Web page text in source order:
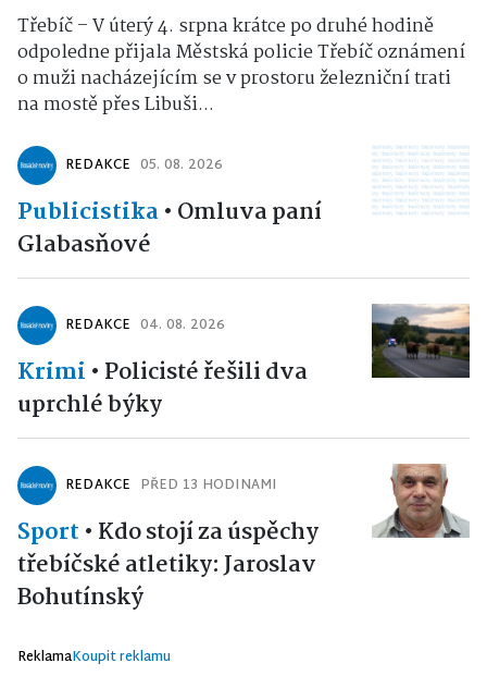
Třebíč – V úterý 4. srpna krátce po druhé hodině
odpoledne přijala Městská policie Třebíč oznámení
o muži nacházejícím se v prostoru železniční trati
na mostě přes Libuši...
REDAKCE 05. 08. 2026
Publicistika• Omluva paní
Glabasňové
REDAKCE 04. 08. 2026
Krimi • Policisté řešili dva
uprchlé býky
REDAKCE PŘED 13 HODINAMI
Sport • Kdo stojí za úspěchy
třebíčské atletiky: Jaroslav
Bohutínský
ReklamaKoupit reklamu